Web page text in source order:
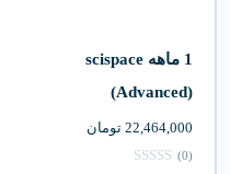
1 ماهه scispace
(Advanced)
22,464,000 تومان
(0)